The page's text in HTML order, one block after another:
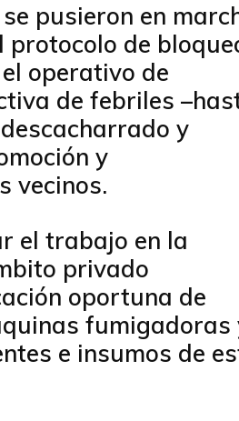
pusieron en
protocolo de
operativo de
de febriles
y
y
vecinos.
el trabajo en la
privado
oportuna de
fumigadoras
e insumos de